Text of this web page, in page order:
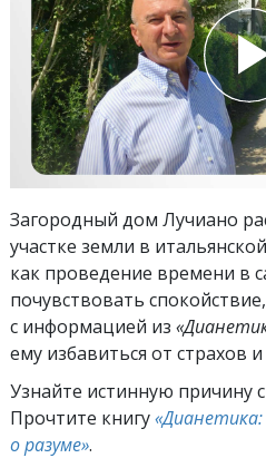
Загородный дом Лучиано
участке земли в
как проведение времени в
почувствовать
с информацией из
ему избавиться от страхов и
Узнайте истинную причину
Прочтите книгу«Дианетика:
о разуме».